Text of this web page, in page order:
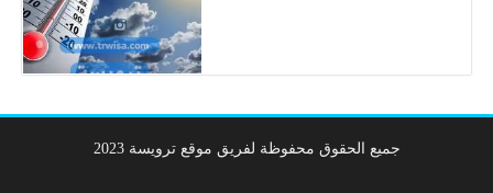
جميع الحقوق محفوظة لفريق موقع ترويسة 2023